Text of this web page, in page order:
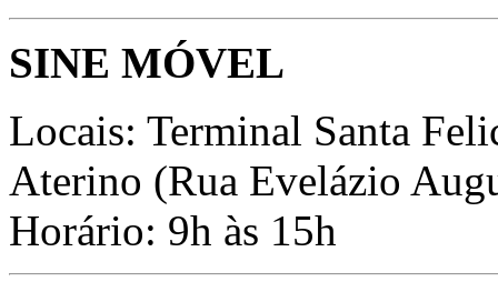
SINE MÓVEL
Locais: Terminal Santa
Aterino (Rua Evelázio
Horário: 9h às 15h